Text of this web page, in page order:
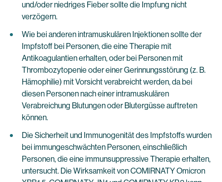
und/oder niedriges Fieber sollte die Impfung nicht
verzögern.
Wie bei anderen intramuskulären Injektionen sollte der
Impfstoff bei Personen, die eine Therapie mit
Antikoagulantien erhalten, oder bei Personen mit
Thrombozytopenie oder einer Gerinnungsstörung (z. B.
Hämophilie) mit Vorsicht verabreicht werden, da bei
diesen Personen nach einer intramuskulären
Verabreichung Blutungen oder Blutergüsse auftreten
können.
Die Sicherheit und Immunogenität des Impfstoffs wurden
bei immungeschwächten Personen, einschließlich
Personen, die eine immunsuppressive Therapie erhalten,
untersucht. Die Wirksamkeit von COMIRNATY Omicron